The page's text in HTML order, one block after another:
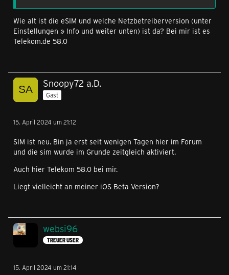
Wie alt ist die eSIM und welche Netzbetreiberversion (unter
Einstellungen » Info und weiter unten) ist da? Bei mir ist es
Telekom.de 58.0
Snoopy72 a.D.
Gast
15. April 2024 um 21:12
SIM ist neu. Bin ja erst seit wenigen Tagen hier im Forum
und die sim wurde im Grunde zeitgleich aktiviert.
Auch hier Telekom 58.0 bei mir.
Liegt vielleicht an meiner iOS Beta Version?
websi96
TREUER USER
15. April 2024 um 21:14